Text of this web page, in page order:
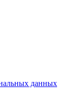
данных